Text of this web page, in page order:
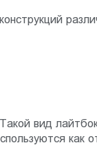
вид
как